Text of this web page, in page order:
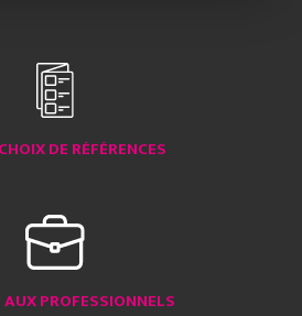
DE RÉFÉRENCES
AUX PROFESSIONNELS